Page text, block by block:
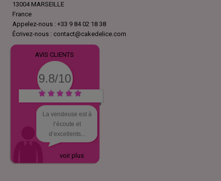
13004 MARSEILLE
France
Appelez-nous : +33 9 84 02 18 38
Écrivez-nous : contact@cakedelice.com
AVIS CLIENTS
9.8/10
La vendeuse est à
l’écoute et
d’excellents...
voir plus